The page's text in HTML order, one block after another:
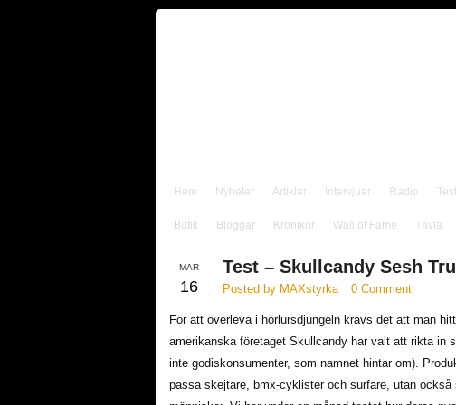
Hem Nyheter Artiklar Intervjuer Radio
Butik Bloggar Krönikor Wall of Fame Tävla
MAR
16
Test – Skullcandy Sesh
Posted by MAXstyrka 0 Comment
För att överleva i hörlursdjungeln krävs det att man
amerikanska företaget Skullcandy har valt att rikta in
inte godiskonsumenter, som namnet hintar om).
passa skejtare, bmx-cyklister och surfare, utan också